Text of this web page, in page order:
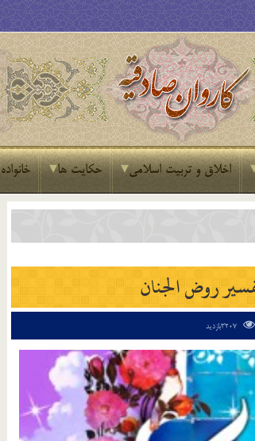
اخلاق و تربیت اسلامی حکایت ها خانواده
روض ‏الجنان